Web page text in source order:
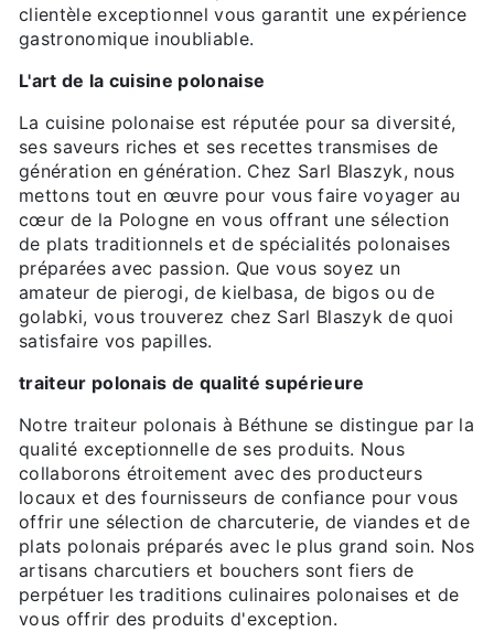
clientèle exceptionnel vous garantit une expérience
gastronomique inoubliable.
L'art de la cuisine polonaise
La cuisine polonaise est réputée pour sa diversité,
ses saveurs riches et ses recettes transmises de
génération en génération. Chez Sarl Blaszyk, nous
mettons tout en œuvre pour vous faire voyager au
cœur de la Pologne en vous offrant une sélection
de plats traditionnels et de spécialités polonaises
préparées avec passion. Que vous soyez un
amateur de pierogi, de kielbasa, de bigos ou de
golabki, vous trouverez chez Sarl Blaszyk de quoi
satisfaire vos papilles.
traiteur polonais de qualité supérieure
Notre traiteur polonais à Béthune se distingue par la
qualité exceptionnelle de ses produits. Nous
collaborons étroitement avec des producteurs
locaux et des fournisseurs de confiance pour vous
offrir une sélection de charcuterie, de viandes et de
plats polonais préparés avec le plus grand soin. Nos
artisans charcutiers et bouchers sont fiers de
perpétuer les traditions culinaires polonaises et de
vous offrir des produits d'exception.